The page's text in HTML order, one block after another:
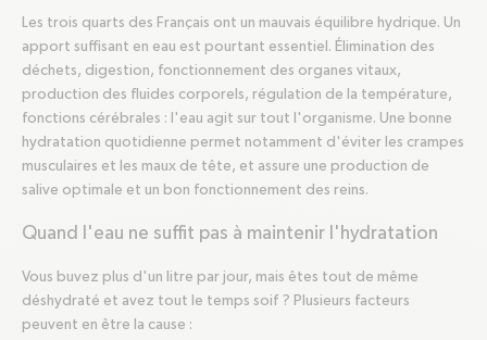
Les trois quarts des Français ont un mauvais équilibre hydrique. Un
apport suffisant en eau est pourtant essentiel. Élimination des
déchets, digestion, fonctionnement des organes vitaux,
production des fluides corporels, régulation de la température,
fonctions cérébrales : l'eau agit sur tout l'organisme. Une bonne
hydratation quotidienne permet notamment d'éviter les crampes
musculaires et les maux de tête, et assure une production de
salive optimale et un bon fonctionnement des reins.
Quand l'eau ne suffit pas à maintenir l'hydratation
Vous buvez plus d'un litre par jour, mais êtes tout de même
déshydraté et avez tout le temps soif ? Plusieurs facteurs
peuvent en être la cause :